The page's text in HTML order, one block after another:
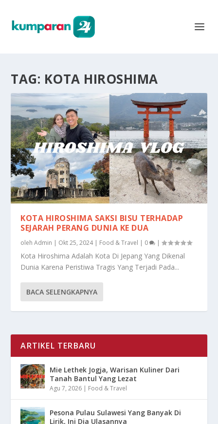
TAG: KOTA HIROSHIMA
KOTA HIROSHIMA SAKSI BISU TERHADAP
SEJARAH PERANG DUNIA KE DUA
olehAdmin | Okt 25, 2024| Food & Travel | 0 |
Kota Hiroshima Adalah Kota Di Jepang Yang Dikenal
Dunia Karena Peristiwa Tragis Yang Terjadi Pada...
BACA SELENGKAPNYA
ARTIKEL TERBARU
Mie Lethek Jogja, Warisan Kuliner Dari
Tanah Bantul Yang Lezat
Agu 7, 2026 | Food & Travel
Pesona Pulau Sulawesi Yang Banyak Di
Lirik, Ini Dia Ulasannya